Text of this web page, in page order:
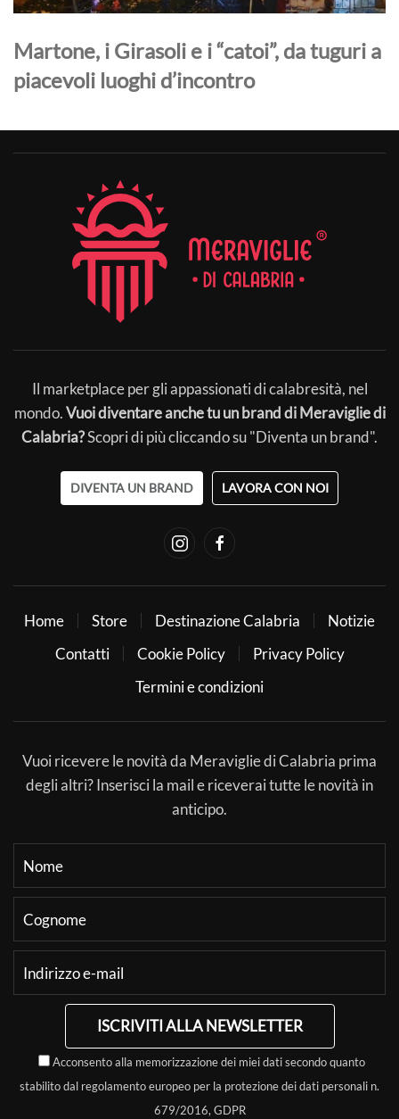
Martone, i Girasoli e i “catoi”, da tuguri a
piacevoli luoghi d’incontro
Il marketplace per gli appassionati di calabresità, nel
mondo.Vuoi diventare anche tu un brand di Meraviglie di
Calabria?Scopri di più cliccando su "Diventa un brand".
DIVENTA UN BRAND LAVORA CON NOI
Home Store Destinazione Calabria
Notizie
Contatti
Cookie Policy
Privacy Policy
Termini e condizioni
Vuoi ricevere le novità da Meraviglie di Calabria prima
degli altri? Inserisci la mail e riceverai tutte le novità in
anticipo.
ISCRIVITI ALLA NEWSLETTER
Acconsento alla memorizzazione dei miei dati secondo quanto
stabilito dal regolamento europeo per la protezione dei dati personali n.
679/2016, GDPR